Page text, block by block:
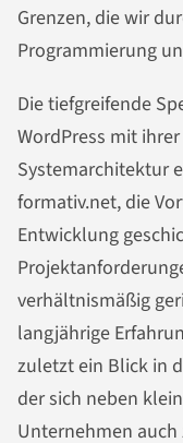
Grenzen, die wir
Programmierung
Die tiefgreifende
WordPress mit
Systemarchitektur
formativ.net, die
Entwicklung
verhältnismäßig
langjährige
zuletzt ein Blick in
der sich neben
Unternehmen